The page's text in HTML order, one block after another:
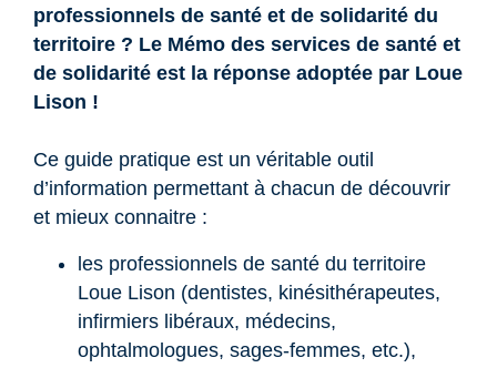
professionnels de santé et de solidarité du
territoire ? Le Mémo des services de santé et
de solidarité est la réponse adoptée par Loue
Lison !
Ce guide pratique est un véritable outil
d’information permettant à chacun de découvrir
et mieux connaitre :
les professionnels de santé du territoire
Loue Lison (dentistes, kinésithérapeutes,
infirmiers libéraux, médecins,
ophtalmologues, sages-femmes, etc.),